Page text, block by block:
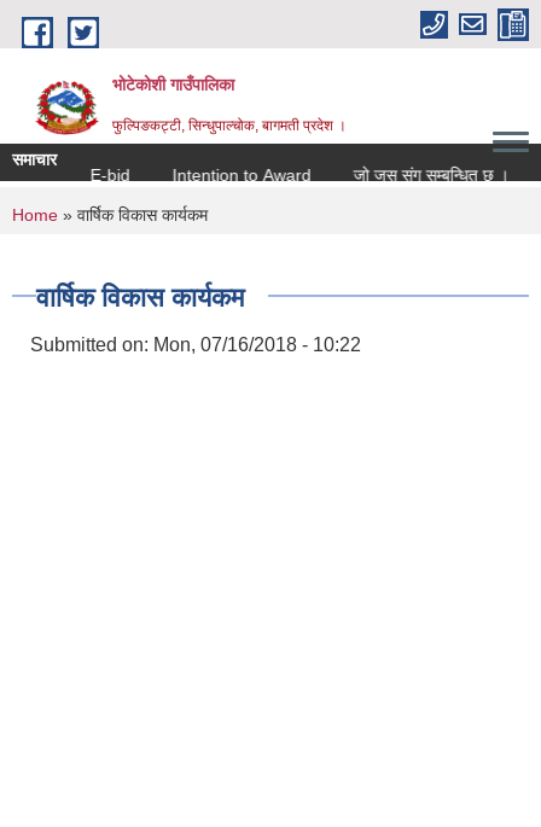
Skip to main content
भोटेकोशी गाउँपालिका
फुल्पिङकट्टी, सिन्धुपाल्चोक, बागमती प्रदेश ।
समाचार
for E-bid
Intention to Award जो जस संग सम्बन्धित छ ।
You are here
Home » वार्षिक विकास कार्यक‌‌‌म
वार्षिक विकास कार्यक‌‌‌म
Submitted on: Mon, 07/16/2018 - 10:22